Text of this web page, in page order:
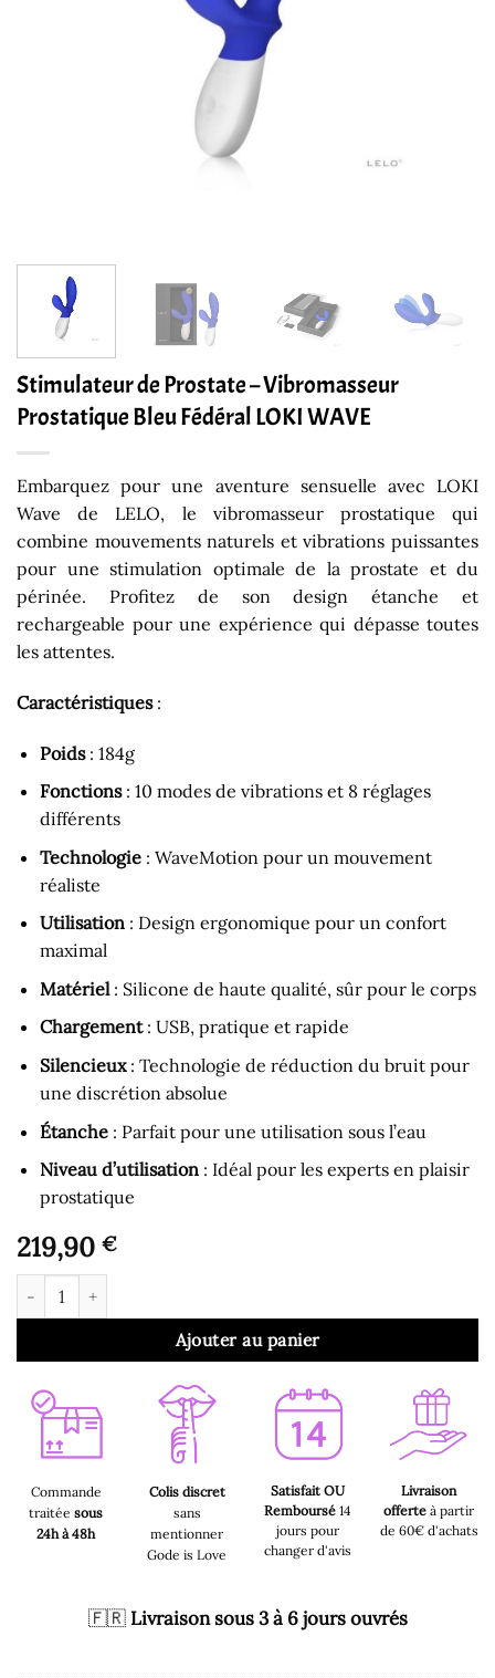
Stimulateur de Prostate – Vibromasseur
Prostatique Bleu Fédéral LOKI WAVE
Embarquez pour une aventure sensuelle avec LOKI
Wave de LELO, le vibromasseur prostatique qui
combine mouvements naturels et vibrations puissantes
pour une stimulation optimale de la prostate et du
périnée. Profitez de son design étanche et
rechargeable pour une expérience qui dépasse toutes
les attentes.
Caractéristiques:
Poids: 184g
Fonctions: 10 modes de vibrations et 8 réglages
différents
Technologie: WaveMotion pour un mouvement
réaliste
Utilisation: Design ergonomique pour un confort
maximal
Matériel: Silicone de haute qualité, sûr pour le corps
Chargement: USB, pratique et rapide
Silencieux: Technologie de réduction du bruit pour
une discrétion absolue
Étanche: Parfait pour une utilisation sous l’eau
Niveau d’utilisation: Idéal pour les experts en plaisir
prostatique
219,90 €
quantité de Stimulateur de Prostate - Vibromasseur
Ajouter au panier
Commande
traitée sous
24h à 48h
Colis discret
sans
mentionner
Gode is Love
Satisfait OU
Remboursé14
jours pour
changer d'avis
Livraison
offerte à partir
de 60€ d'achats
🇫🇷 Livraison sous 3 à 6 jours ouvrés